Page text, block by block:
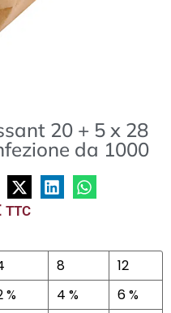
20 + 5 x 28
da 1000
TTC
%
8
4 %
12
6 %